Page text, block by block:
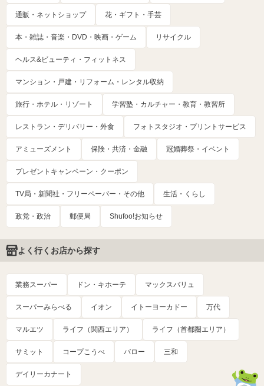
通販・ネットショップ 花・ギフト・手芸
本・雑誌・音楽・DVD・映画・ゲーム リサイクル
ヘルス&ビューティ・フィットネス
マンション・戸建・リフォーム・レンタル収納
旅行・ホテル・リゾート 学習塾・カルチャー・教育・教習所
レストラン・デリバリー・外食 フォトスタジオ・プリントサービス
アミューズメント 保険・共済・金融 冠婚葬祭・イベント
プレゼントキャンペーン・クーポン
TV局・新聞社・フリーペーパー・その他 生活・くらし
政党・政治 郵便局 Shufoo!お知らせ
よく行くお店から探す
業務スーパー ドン・キホーテ マックスバリュ
スーパーみらべる イオン イトーヨーカドー 万代
マルエツ ライフ（関西エリア） ライフ（首都圏エリア）
サミット コープこうべ バロー 三和
デイリーカナート